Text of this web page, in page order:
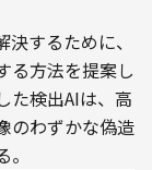
するために、
る方法を提案し
た検出AIは、高
のわずかな偽造